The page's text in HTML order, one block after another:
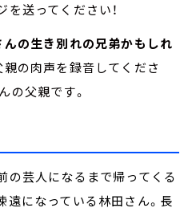
を送ってください！
んの生き別れの兄弟かもしれ
親の肉声を録音してくださ
の父親です。
の芸人になるまで帰ってくる
遠になっている林田さん。長